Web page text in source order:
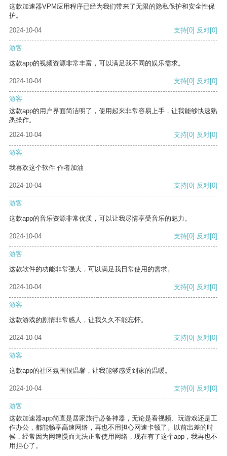
这款加速器VPM应用程序已经为我们带来了无限的隐私保护和安全性保
护。
2024-10-04
支持[0] 反对[0]
游客
这款app的视频资源非常丰富，可以满足我不同的娱乐需求。
2024-10-04 支持[0] 反对[0]
游客
这款app的用户界面简洁明了，使用起来非常容易上手，让我能够快速熟
悉操作。
2024-10-04
支持[0] 反对[0]
游客
我喜欢这个软件 作者加油
2024-10-04 支持[0] 反对[0]
游客
这款app的音乐资源非常优质，可以让我尽情享受音乐的魅力。
2024-10-04 支持[0] 反对[0]
游客
这款软件的功能非常强大，可以满足我日常使用的需求。
2024-10-04 支持[0] 反对[0]
游客
这款游戏的剧情非常感人，让我久久不能忘怀。
2024-10-04 支持[0] 反对[0]
游客
这款app的社区氛围很温馨，让我能够感受到家的温暖。
2024-10-04 支持[0] 反对[0]
游客
这款加速器app简直是居家旅行必备神器，无论是看视频、玩游戏还是工
作办公，都能畅享高速网络，再也不用担心网速卡顿了。以前出差的时
候，经常因为网速慢而无法正常使用网络，现在有了这个app，我再也不
用担心了。